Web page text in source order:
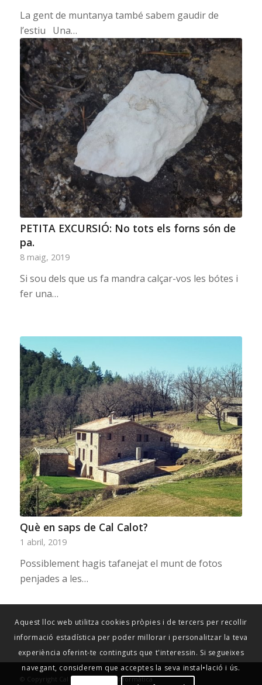
La gent de muntanya també sabem gaudir de
l’estiu Una…
PETITA EXCURSIÓ: No tots els forns són de
pa.
8 maig, 2019
Si sou dels que us fa mandra calçar-vos les bótes i
fer una…
Què en saps de Cal Calot?
1 abril, 2019
Possiblement hagis tafanejat el munt de fotos
penjades a les…
© Copyright Cal Calot - Ergates Informàtica
Aquest lloc web utilitza cookies pròpies i de tercers per recollir
informació estadística per poder millorar i personalitzar la teva
experiència oferint-te continguts que t'interessin. Si segueixes
navegant, considerem que acceptes la seva instal•lació i ús.